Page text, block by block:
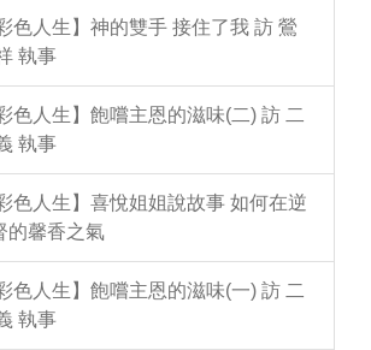
色人生】神的雙手 接住了我 訪 鶯
執事
色人生】飽嚐主恩的滋味(二) 訪 二
執事
色人生】喜悅姐姐說故事 如何在逆
的馨香之氣
色人生】飽嚐主恩的滋味(一) 訪 二
執事